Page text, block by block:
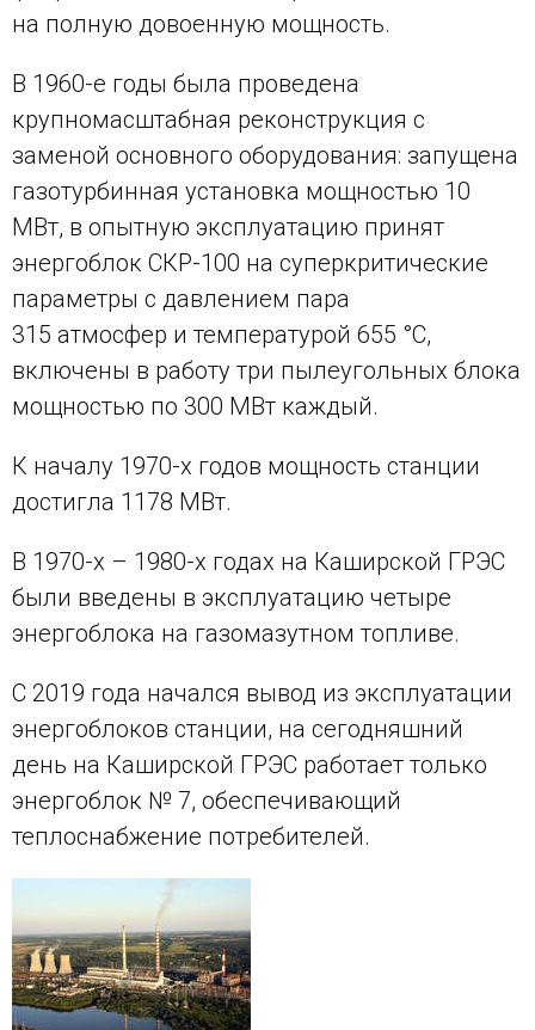
на полную довоенную мощность.
В 1960-е годы была проведена
крупномасштабная реконструкция с
заменой основного оборудования: запущена
газотурбинная установка мощностью 10
МВт, в опытную эксплуатацию принят
энергоблок СКР-100 на суперкритические
параметры с давлением пара
315 атмосфер и температурой 655 °С,
включены в работу три пылеугольных блока
мощностью по 300 МВт каждый.
К началу 1970-х годов мощность станции
достигла 1178 МВт.
В 1970-х – 1980-х годах на Каширской ГРЭС
были введены в эксплуатацию четыре
энергоблока на газомазутном топливе.
С 2019 года начался вывод из эксплуатации
энергоблоков станции, на сегодняшний
день на Каширской ГРЭС работает только
энергоблок № 7, обеспечивающий
теплоснабжение потребителей.